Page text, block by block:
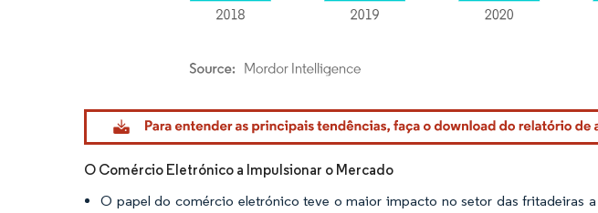
Imagem © Mordor Intelligence. O reuso requer atribuição conforme CC BY 4.0.
O Comércio Eletrónico a Impulsionar o Mercado
O papel do comércio eletrónico teve o maior impacto no setor das fritadeiras